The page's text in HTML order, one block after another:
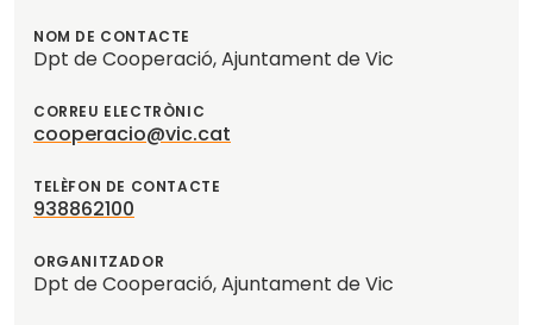
NOM DE CONTACTE
Dpt de Cooperació, Ajuntament de Vic
CORREU ELECTRÒNIC
cooperacio@vic.cat
TELÈFON DE CONTACTE
938862100
ORGANITZADOR
Dpt de Cooperació, Ajuntament de Vic